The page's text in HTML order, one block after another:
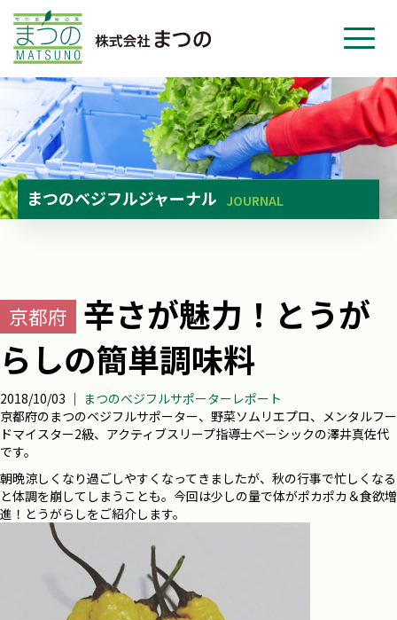
まつのベジフルジャーナル JOURNAL
京都府
辛さが魅力！とうが
らしの簡単調味料
2018/10/03 ｜ まつのベジフルサポーターレポート
京都府のまつのベジフルサポーター、野菜ソムリエプロ、メンタルフー
ドマイスター2級、アクティブスリープ指導士ベーシックの澤井真佐代
です。
朝晩涼しくなり過ごしやすくなってきましたが、秋の行事で忙しくなる
と体調を崩してしまうことも。今回は少しの量で体がポカポカ＆食欲増
進！とうがらしをご紹介します。
ホーム
事業紹介
会社紹介
ニュース
お問い合わせ